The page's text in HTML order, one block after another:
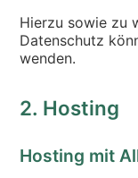
Hierzu sowie zu
Datenschutz
wenden.
2. Hosting
Hosting mit